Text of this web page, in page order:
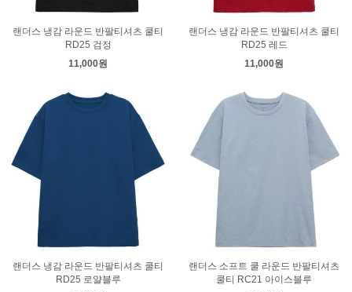
랜더스 냉감 라운드 반팔티셔츠 쿨티
RD25 검정
11,000원
랜더스 냉감 라운드 반팔티셔츠 쿨티
RD25 레드
11,000원
랜더스 냉감 라운드 반팔티셔츠 쿨티
RD25 로얄블루
랜더스 소프트 쿨 라운드 반팔티셔츠
쿨티 RC21 아이스블루